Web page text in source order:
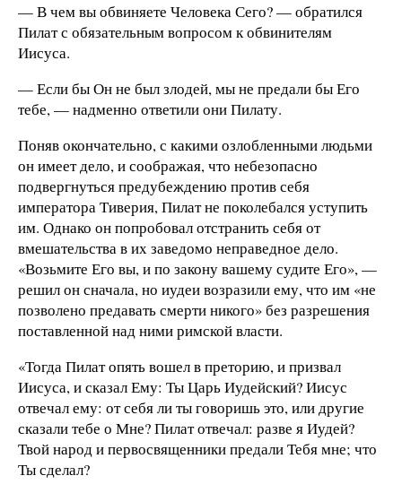
— В чем вы обвиняете Человека Сего? — обратился
Пилат с обязательным вопросом к обвинителям
Иисуса.
— Если бы Он не был злодей, мы не предали бы Его
тебе, — надменно ответили они Пилату.
Поняв окончательно, с какими озлобленными людьми
он имеет дело, и соображая, что небезопасно
подвергнуться предубеждению против себя
императора Тиверия, Пилат не поколебался уступить
им. Однако он попробовал отстранить себя от
вмешательства в их заведомо неправедное дело.
«Возьмите Его вы, и по закону вашему судите Его», —
решил он сначала, но иудеи возразили ему, что им «не
позволено предавать смерти никого» без разрешения
поставленной над ними римской власти.
«Тогда Пилат опять вошел в преторию, и призвал
Иисуса, и сказал Ему: Ты Царь Иудейский? Иисус
отвечал ему: от себя ли ты говоришь это, или другие
сказали тебе о Мне? Пилат отвечал: разве я Иудей?
Твой народ и первосвященники предали Тебя мне; что
Ты сделал?